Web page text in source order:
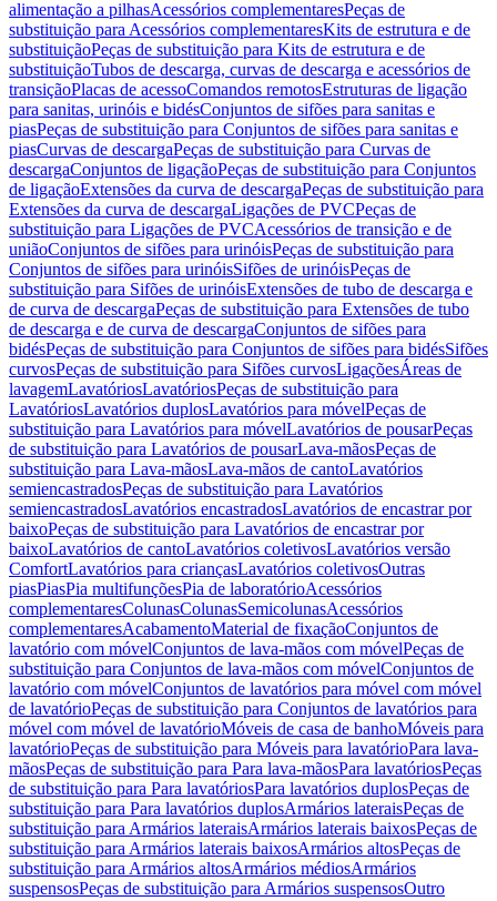
alimentação a pilhasAcessórios complementaresPeças de
substituição para Acessórios complementaresKits de estrutura e de
substituiçãoPeças de substituição para Kits de estrutura e de
substituiçãoTubos de descarga, curvas de descarga e acessórios de
transiçãoPlacas de acessoComandos remotosEstruturas de ligação
para sanitas, urinóis e bidésConjuntos de sifões para sanitas e
piasPeças de substituição para Conjuntos de sifões para sanitas e
piasCurvas de descargaPeças de substituição para Curvas de
descargaConjuntos de ligaçãoPeças de substituição para Conjuntos
de ligaçãoExtensões da curva de descargaPeças de substituição para
Extensões da curva de descargaLigações de PVCPeças de
substituição para Ligações de PVCAcessórios de transição e de
uniãoConjuntos de sifões para urinóisPeças de substituição para
Conjuntos de sifões para urinóisSifões de urinóisPeças de
substituição para Sifões de urinóisExtensões de tubo de descarga e
de curva de descargaPeças de substituição para Extensões de tubo
de descarga e de curva de descargaConjuntos de sifões para
bidésPeças de substituição para Conjuntos de sifões para bidésSifões
curvosPeças de substituição para Sifões curvosLigaçõesÁreas de
lavagemLavatóriosLavatóriosPeças de substituição para
LavatóriosLavatórios duplosLavatórios para móvelPeças de
substituição para Lavatórios para móvelLavatórios de pousarPeças
de substituição para Lavatórios de pousarLava-mãosPeças de
substituição para Lava-mãosLava-mãos de cantoLavatórios
semiencastradosPeças de substituição para Lavatórios
semiencastradosLavatórios encastradosLavatórios de encastrar por
baixoPeças de substituição para Lavatórios de encastrar por
baixoLavatórios de cantoLavatórios coletivosLavatórios versão
ComfortLavatórios para criançasLavatórios coletivosOutras
piasPiasPia multifunçõesPia de laboratórioAcessórios
complementaresColunasColunasSemicolunasAcessórios
complementaresAcabamentoMaterial de fixaçãoConjuntos de
lavatório com móvelConjuntos de lava-mãos com móvelPeças de
substituição para Conjuntos de lava-mãos com móvelConjuntos de
lavatório com móvelConjuntos de lavatórios para móvel com móvel
de lavatórioPeças de substituição para Conjuntos de lavatórios para
móvel com móvel de lavatórioMóveis de casa de banhoMóveis para
lavatórioPeças de substituição para Móveis para lavatórioPara lava-
mãosPeças de substituição para Para lava-mãosPara lavatóriosPeças
de substituição para Para lavatóriosPara lavatórios duplosPeças de
substituição para Para lavatórios duplosArmários lateraisPeças de
substituição para Armários lateraisArmários laterais baixosPeças de
substituição para Armários laterais baixosArmários altosPeças de
substituição para Armários altosArmários médiosArmários
suspensosPeças de substituição para Armários suspensosOutro